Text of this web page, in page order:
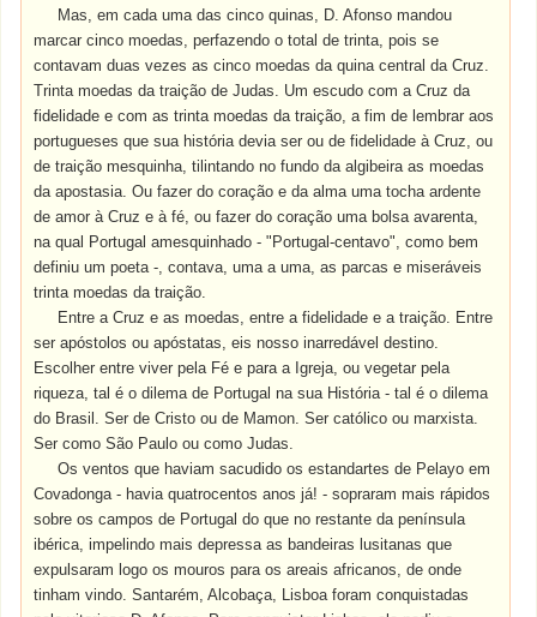
Mas, em cada uma das cinco quinas, D. Afonso mandou
marcar cinco moedas, perfazendo o total de trinta, pois se
contavam duas vezes as cinco moedas da quina central da Cruz.
Trinta moedas da traição de Judas. Um escudo com a Cruz da
fidelidade e com as trinta moedas da traição, a fim de lembrar aos
portugueses que sua história devia ser ou de fidelidade à Cruz, ou
de traição mesquinha, tilintando no fundo da algibeira as moedas
da apostasia. Ou fazer do coração e da alma uma tocha ardente
de amor à Cruz e à fé, ou fazer do coração uma bolsa avarenta,
na qual Portugal amesquinhado - "Portugal-centavo", como bem
definiu um poeta -, contava, uma a uma, as parcas e miseráveis
trinta moedas da traição.
Entre a Cruz e as moedas, entre a fidelidade e a traição. Entre
ser apóstolos ou apóstatas, eis nosso inarredável destino.
Escolher entre viver pela Fé e para a Igreja, ou vegetar pela
riqueza, tal é o dilema de Portugal na sua História - tal é o dilema
do Brasil. Ser de Cristo ou de Mamon. Ser católico ou marxista.
Ser como São Paulo ou como Judas.
Os ventos que haviam sacudido os estandartes de Pelayo em
Covadonga - havia quatrocentos anos já! - sopraram mais rápidos
sobre os campos de Portugal do que no restante da península
ibérica, impelindo mais depressa as bandeiras lusitanas que
expulsaram logo os mouros para os areais africanos, de onde
tinham vindo. Santarém, Alcobaça, Lisboa foram conquistadas